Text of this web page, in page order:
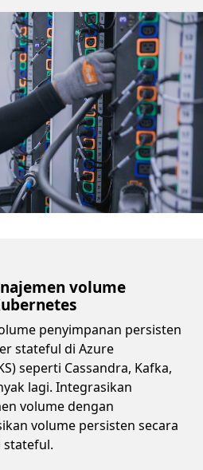
volume
penyimpanan persisten
stateful di Azure
seperti Cassandra, Kafka,
lagi. Integrasikan
volume dengan
volume persisten secara
stateful.